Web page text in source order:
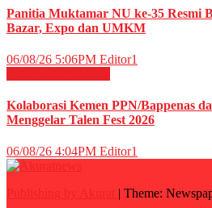
Panitia Muktamar NU ke-35 Resmi
Bazar, Expo dan UMKM
06/08/26 5:06PM Editor1
Kolaborasi Kemen PPN/Bappenas
Menggelar Talen Fest 2026
06/08/26 4:04PM Editor1
| Theme: